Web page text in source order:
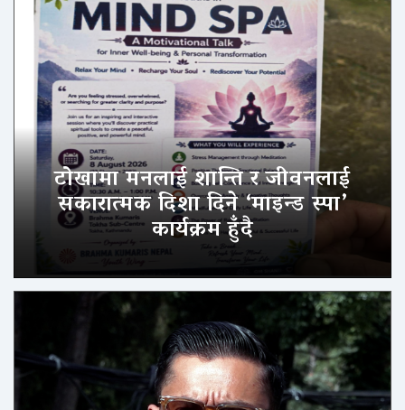
टोखामा मनलाई शान्ति र जीवनलाई
सकारात्मक दिशा दिने ‘माइन्ड स्पा’
कार्यक्रम हुँदै